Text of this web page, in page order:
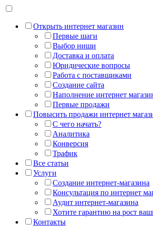
Открыть интернет магазин
Первые шаги
Выбор ниши
Доставка и оплата
Юридические вопросы
Работа с поставщиками
Создание сайта
Наполнение интернет
Первые продажи
Повысить продажи интернет
С чего начать?
Аналитика
Конверсия
Трафик
Все статьи
Услуги
Создание интернет-магазина
Консультация по интернет
Аудит интернет-магазина
Хотите гарантию на рост
Контакты